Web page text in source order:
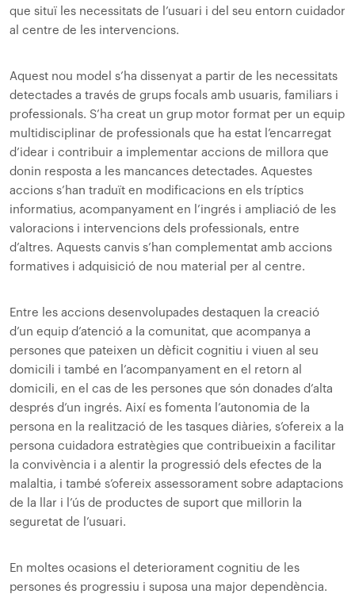
que situï les necessitats de l’usuari i del seu entorn cuidador
al centre de les intervencions.
Aquest nou model s’ha dissenyat a partir de les necessitats
detectades a través de grups focals amb usuaris, familiars i
professionals. S’ha creat un grup motor format per un equip
multidisciplinar de professionals que ha estat l’encarregat
d’idear i contribuir a implementar accions de millora que
donin resposta a les mancances detectades. Aquestes
accions s’han traduït en modificacions en els tríptics
informatius, acompanyament en l’ingrés i ampliació de les
valoracions i intervencions dels professionals, entre
d’altres. Aquests canvis s’han complementat amb accions
formatives i adquisició de nou material per al centre.
Entre les accions desenvolupades destaquen la creació
d’un equip d’atenció a la comunitat, que acompanya a
persones que pateixen un dèficit cognitiu i viuen al seu
domicili i també en l’acompanyament en el retorn al
domicili, en el cas de les persones que són donades d’alta
després d’un ingrés. Així es fomenta l’autonomia de la
persona en la realització de les tasques diàries, s’ofereix a la
persona cuidadora estratègies que contribueixin a facilitar
la convivència i a alentir la progressió dels efectes de la
malaltia, i també s’ofereix assessorament sobre adaptacions
de la llar i l’ús de productes de suport que millorin la
seguretat de l’usuari.
En moltes ocasions el deteriorament cognitiu de les
persones és progressiu i suposa una major dependència.